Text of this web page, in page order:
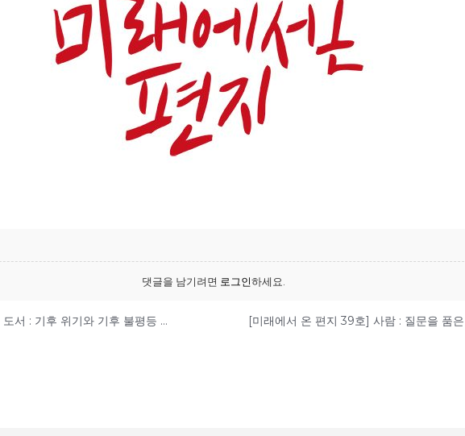
댓글을 남기려면 로그인하세요.
[미래에서 온 편지 39호] 도서 : 기후 위기와 기후 불평등 극복을 위한 투쟁